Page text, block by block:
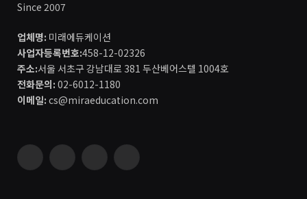
Since 2007
업체명: 미래에듀케이션
사업자등록번호:458-12-02326
주소:서울 서초구 강남대로 381 두산베어스텔 1004호
전화문의: 02-6012-1180
이메일: cs@miraeducation.com
InstagramVimeo YouTube RSS